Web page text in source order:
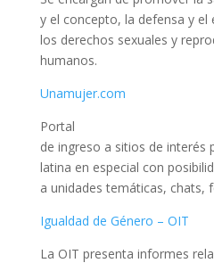
y el concepto, la defensa y el
los derechos sexuales y
humanos.
Unamujer.com
Portal
de ingreso a sitios de interés
latina en especial con
a unidades temáticas, chats,
Igualdad de Género – OIT
La OIT presenta informes